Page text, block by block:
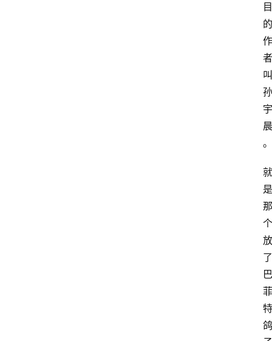
目
的
作
者
叫
孙
宇
晨
。
就
是
那
个
放
了
巴
菲
特
鸽